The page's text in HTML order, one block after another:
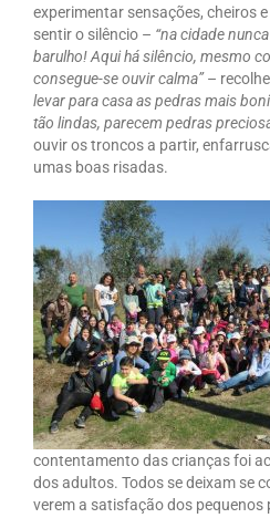
experimentar sensações, cheiros
sentir o silêncio – “na cidade
barulho! Aqui há silêncio, mesmo
consegue-se ouvir calma”–
levar para casa as pedras mais
tão lindas, parecem pedras
ouvir os troncos a partir,
umas boas risadas.
contentamento das crianças foi
dos adultos. Todos se deixam se
verem a satisfação dos pequenos